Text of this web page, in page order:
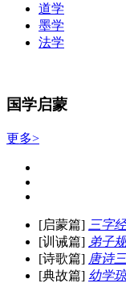
道学
墨学
法学
国学启蒙
更多>
[启蒙篇] 三字经
[训诫篇] 弟子规
[诗歌篇] 唐诗
[典故篇] 幼学